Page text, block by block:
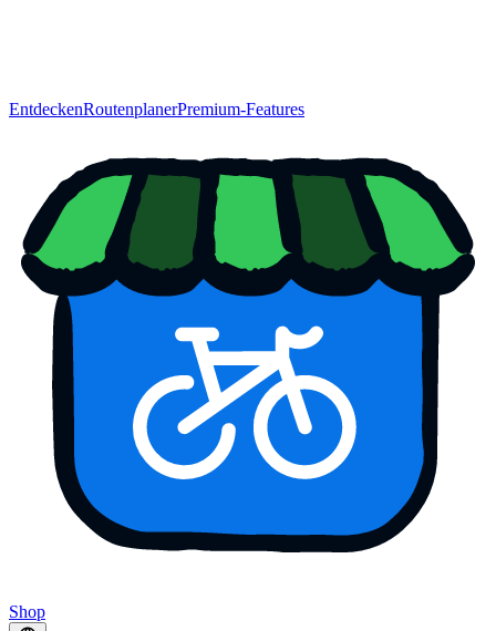
EntdeckenRoutenplanerPremium-Features
Shop